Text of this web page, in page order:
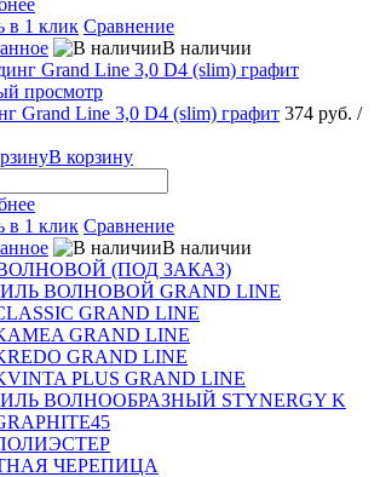
в 1 клик Сравнение
В наличии
просмотр
Grand Line 3,0 D4 (slim) графит 374 руб. /
В корзину
в 1 клик Сравнение
В наличии
(ПОД ЗАКАЗ)
ВОЛНОВОЙ GRAND LINE
GRAND LINE
GRAND LINE
GRAND LINE
PLUS GRAND LINE
ВОЛНООБРАЗНЫЙ STYNERGY K
ЧЕРЕПИЦА